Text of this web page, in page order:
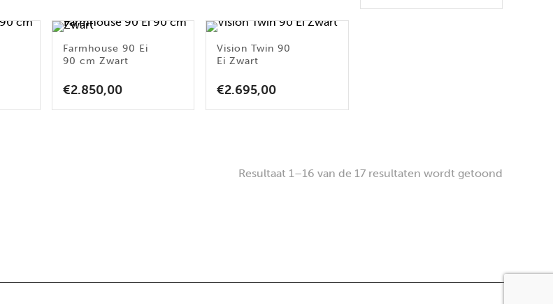
Farmhouse 90 Ei
90 cm Zwart
€2.850,00
Vision Twin 90
Ei Zwart
€2.695,00
Resultaat 1–16 van de 17 resultaten wordt getoond